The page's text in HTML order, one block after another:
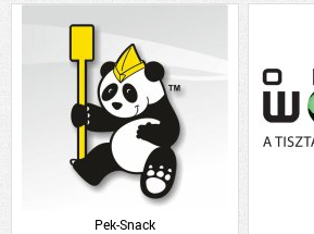
Pek-Snack